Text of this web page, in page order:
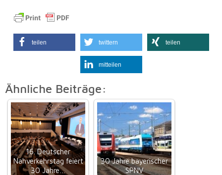
teilen twittern teilen
mitteilen
Ähnliche Beiträge:
16. Deutscher
Nahverkehrstag feiert
30 Jahre…
30 Jahre bayerischer
SPNV